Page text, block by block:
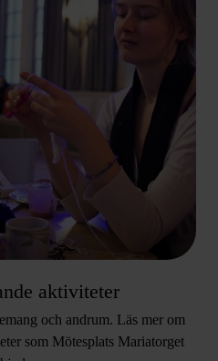
aktiviteter
och andrum. Läs mer om
som Mötesplats Mariatorget